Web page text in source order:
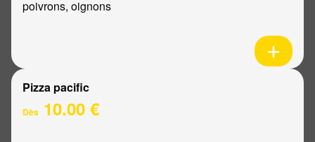
poivrons, oignons
Pizza pacific
Dès 10.00 €